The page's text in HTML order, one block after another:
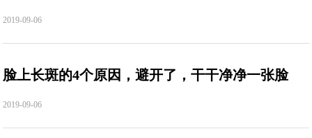
2019-09-06
脸上长斑的4个原因，避开了，干干净净一张脸
2019-09-06